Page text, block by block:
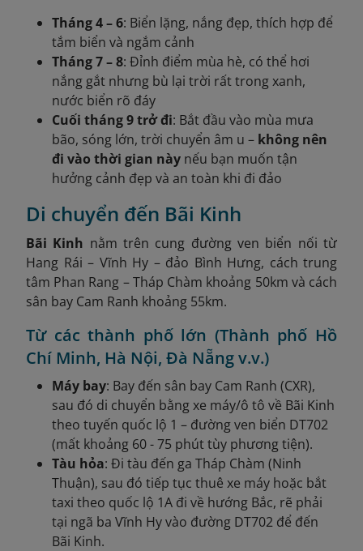
Tháng 4 – 6: Biển lặng, nắng đẹp, thích hợp để
tắm biển và ngắm cảnh
Tháng 7 – 8: Đỉnh điểm mùa hè, có thể hơi
nắng gắt nhưng bù lại trời rất trong xanh,
nước biển rõ đáy
Cuối tháng 9 trở đi: Bắt đầu vào mùa mưa
bão, sóng lớn, trời chuyển âm u – không nên
đi vào thời gian này nếu bạn muốn tận
hưởng cảnh đẹp và an toàn khi đi đảo
Di chuyển đến Bãi Kinh
Bãi Kinh nằm trên cung đường ven biển nối từ
Hang Rái – Vĩnh Hy – đảo Bình Hưng, cách trung
tâm Phan Rang – Tháp Chàm khoảng 50km và cách
sân bay Cam Ranh khoảng 55km.
Từ các thành phố lớn (Thành phố Hồ
Chí Minh, Hà Nội, Đà Nẵng v.v.)
Máy bay: Bay đến sân bay Cam Ranh (CXR),
sau đó di chuyển bằng xe máy/ô tô về Bãi Kinh
theo tuyến quốc lộ 1 – đường ven biển DT702
(mất khoảng 60 - 75 phút tùy phương tiện).
Tàu hỏa: Đi tàu đến ga Tháp Chàm (Ninh
Thuận), sau đó tiếp tục thuê xe máy hoặc bắt
taxi theo quốc lộ 1A đi về hướng Bắc, rẽ phải
tại ngã ba Vĩnh Hy vào đường DT702 để đến
Bãi Kinh.